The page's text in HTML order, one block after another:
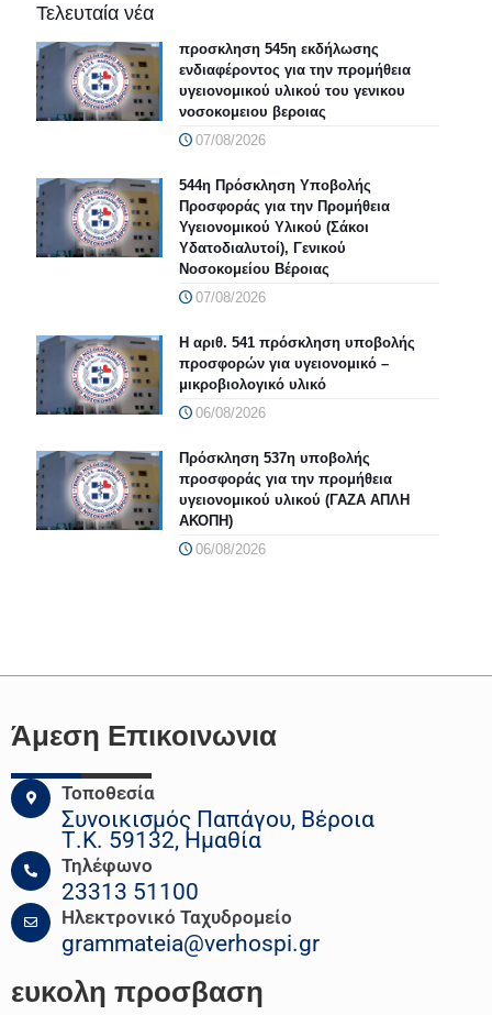
Τελευταία νέα
προσκληση 545η εκδήλωσης
ενδιαφέροντος για την προμήθεια
υγειονομικού υλικού του γενικου
νοσοκομειου βεροιας
07/08/2026
544η Πρόσκληση Υποβολής
Προσφοράς για την Προμήθεια
Υγειονομικού Υλικού (Σάκοι
Υδατοδιαλυτοί), Γενικού
Νοσοκομείου Βέροιας
07/08/2026
Η αριθ. 541 πρόσκληση υποβολής
προσφορών για υγειονομικό –
μικροβιολογικό υλικό
06/08/2026
Πρόσκληση 537η υποβολής
προσφοράς για την προμήθεια
υγειονομικού υλικού (ΓΑΖΑ ΑΠΛΗ
ΑΚΟΠΗ)
06/08/2026
Άμεση Επικοινωνια
Τοποθεσία
Συνοικισμός Παπάγου, Βέροια
Τ.Κ. 59132, Ημαθία
Τηλέφωνο
23313 51100
Ηλεκτρονικό Ταχυδρομείο
grammateia@verhospi.gr
ευκολη προσβαση